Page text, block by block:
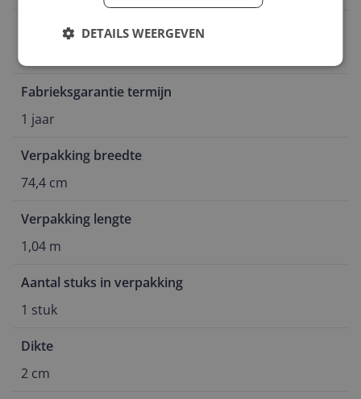
Fabrieksgarantie termijn
1 jaar
Verpakking breedte
74,4 cm
Verpakking lengte
1,04 m
Aantal stuks in verpakking
1 stuk
Dikte
2 cm
DETAILS WEERGEVEN